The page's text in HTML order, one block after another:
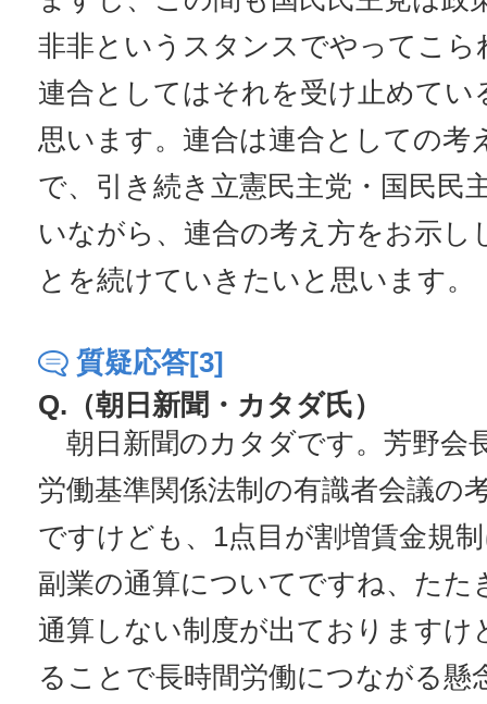
非非というスタンスでやってこ
連合としてはそれを受け止めてい
思います。連合は連合としての考
で、引き続き立憲民主党・国民民
いながら、連合の考え方をお示し
とを続けていきたいと思います。
質疑応答[3]
Q.（朝日新聞・カタダ氏）
朝日新聞のカタダです。芳野会
労働基準関係法制の有識者会議の
ですけども、1点目が割増賃金規
副業の通算についてですね、たた
通算しない制度が出ておりますけ
ることで長時間労働につながる懸